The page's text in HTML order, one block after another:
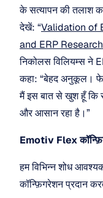
के सत्यापन की तलाश
देखें: “Validation of
and ERP
निकोलस विलियम्स ने
कहा: “बेहद अनुकूल।
मैं इस बात से खुश हूँ कि
और आसान रहा है।”
Emotiv Flex
हम विभिन्न शोध
कॉन्फ़िगरेशन प्रदान